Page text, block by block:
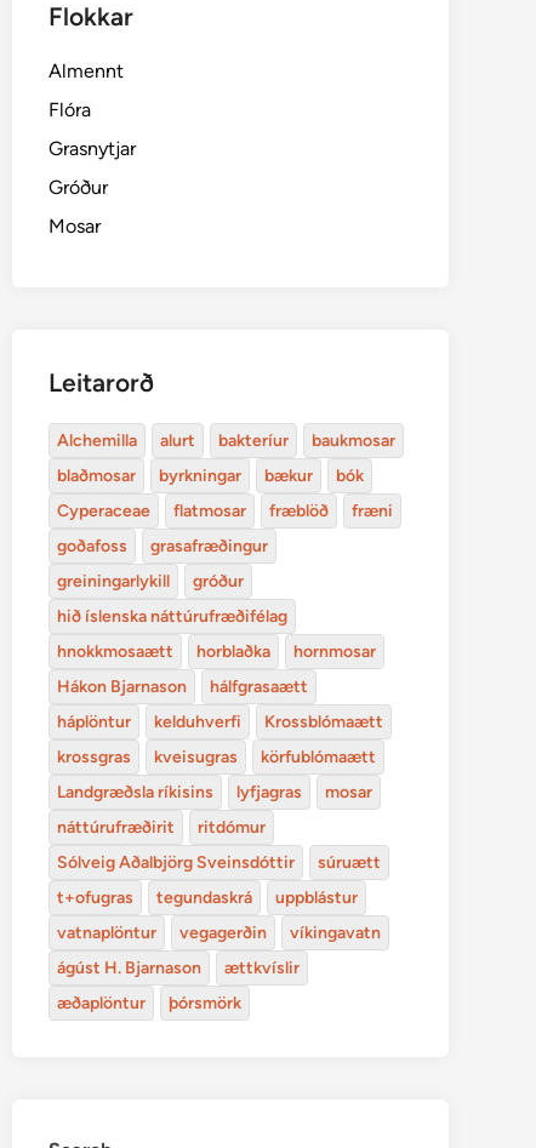
Flokkar
Almennt
Flóra
Grasnytjar
Gróður
Mosar
Leitarorð
Alchemilla alurt bakteríur
baukmosar
blaðmosar
byrkningar bækur
bók
Cyperaceae
flatmosar fræblöð
fræni
goðafoss
grasafræðingur
greiningarlykill
gróður
hið íslenska náttúrufræðifélag
hnokkmosaætt
horblaðka
hornmosar
Hákon Bjarnason
hálfgrasaætt
háplöntur
kelduhverfi
Krossblómaætt
krossgras
kveisugras
körfublómaætt
Landgræðsla ríkisins
lyfjagras
mosar
náttúrufræðirit
ritdómur
Sólveig Aðalbjörg Sveinsdóttir
súruætt
t+ofugras
tegundaskrá
uppblástur
vatnaplöntur
vegagerðin
víkingavatn
ágúst H. Bjarnason
ættkvíslir
æðaplöntur
þórsmörk